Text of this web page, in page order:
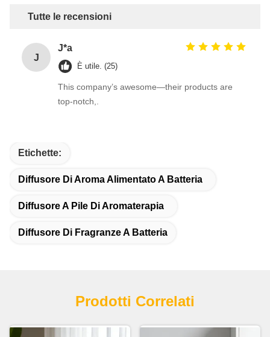
Tutte le recensioni
J
J*a
È utile. (25)
This company’s awesome—their products are
top-notch,.
Etichette:
Diffusore Di Aroma Alimentato A Batteria
Diffusore A Pile Di Aromaterapia
Diffusore Di Fragranze A Batteria
Prodotti Correlati